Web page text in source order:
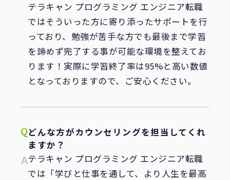
テラキャン プログラミング エンジニア転職
ではそういった方に寄り添ったサポートを行
っており、勉強が苦手な方でも最後まで学習
を諦めず完了する事が可能な環境を整えてお
ります！実際に学習終了率は95%と高い数値
となっておりますので、ご安心ください。
どんな方がカウンセリングを担当してくれ
ますか？
テラキャン プログラミング エンジニア転職
では「学びと仕事を通して、より人生を最高